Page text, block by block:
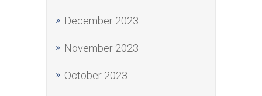
December 2023
November 2023
October 2023